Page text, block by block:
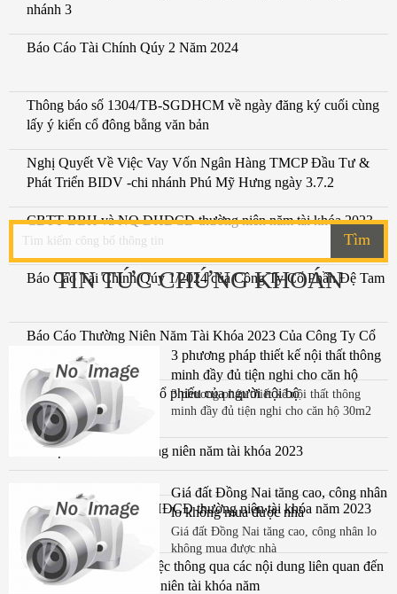
nhánh 3
Báo Cáo Tài Chính Qúy 2 Năm 2024
Thông báo số 1304/TB-SGDHCM về ngày đăng ký cuối cùng
lấy ý kiến cổ đông bằng văn bản
Nghị Quyết Về Việc Vay Vốn Ngân Hàng TMCP Đầu Tư &
Phát Triển BIDV -chi nhánh Phú Mỹ Hưng ngày 3.7.2
CBTT BBH và NQ ĐHĐCĐ thường niên năm tài khóa 2023
Báo Cáo Tài Chính Qúy 1/2024 của Công Ty Cổ Phần Đệ Tam
Báo Cáo Thường Niên Năm Tài Khóa 2023 Của Công Ty Cổ
Phần Đệ Tam
Báo cáo sau giao dịch cổ phiếu của người nội bộ
Tài liệu ĐHĐCĐ thường niên năm tài khóa 2023
Thông báo mời họp ĐHĐCĐ thường niên tài khóa năm 2023
ngày 4.4.24
Nghị Quyết số 01 về việc thông qua các nội dung liên quan đến
tổ chức ĐHCĐ thường niên tài khóa năm
Tìm
TIN TỨC CHỨNG KHOÁN
3 phương pháp thiết kế nội thất thông
minh đầy đủ tiện nghi cho căn hộ
30m2
3 phương pháp thiết kế nội thất thông
minh đầy đủ tiện nghi cho căn hộ 30m2
Giá đất Đồng Nai tăng cao, công nhân
lo không mua được nhà
Giá đất Đồng Nai tăng cao, công nhân lo
không mua được nhà